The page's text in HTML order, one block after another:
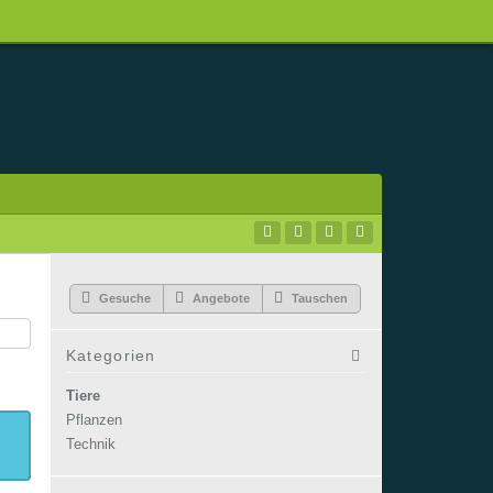
Gesuche Angebote Tauschen
Kategorien
Tiere
Pflanzen
Technik